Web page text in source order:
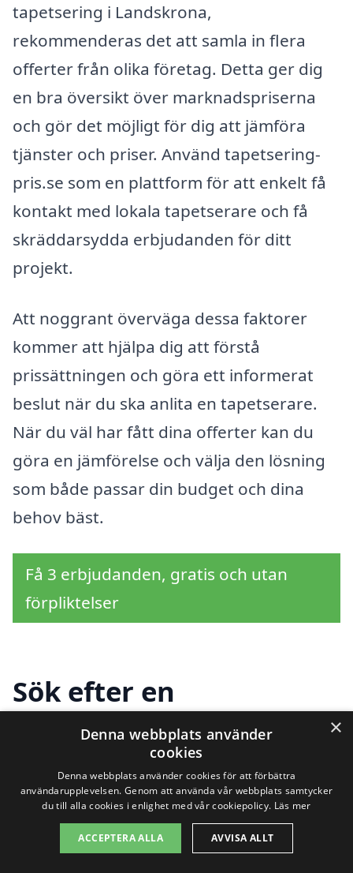
tapetsering i Landskrona,
rekommenderas det att samla in flera
offerter från olika företag. Detta ger dig
en bra översikt över marknadspriserna
och gör det möjligt för dig att jämföra
tjänster och priser. Använd tapetsering-
pris.se som en plattform för att enkelt få
kontakt med lokala tapetserare och få
skräddarsydda erbjudanden för ditt
projekt.
Att noggrant överväga dessa faktorer
kommer att hjälpa dig att förstå
prissättningen och göra ett informerat
beslut när du ska anlita en tapetserare.
När du väl har fått dina offerter kan du
göra en jämförelse och välja den lösning
som både passar din budget och dina
behov bäst.
Få 3 erbjudanden, gratis och utan
förpliktelser
Sök efter en
professionell för
tapetsering i andra
städer nära Landskrona
×
Denna webbplats använder
cookies
Denna webbplats använder cookies för att förbättra
användarupplevelsen. Genom att använda vår webbplats samtycker
du till alla cookies i enlighet med vår cookiepolicy. Läs mer
ACCEPTERA ALLA AVVISA ALLT